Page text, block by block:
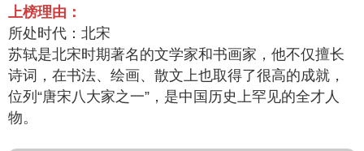
上榜理由：
所处时代：北宋
苏轼是北宋时期著名的文学家和书画家，他不仅擅长
诗词，在书法、绘画、散文上也取得了很高的成就，
位列“唐宋八大家之一”，是中国历史上罕见的全才人
物。